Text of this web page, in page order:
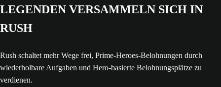
LEGENDEN VERSAMMELN SICH IN
RUSH
Rush schaltet mehr Wege frei, Prime-Heroes-Belohnungen durch
wiederholbare Aufgaben und Hero-basierte Belohnungsplätze zu
verdienen.